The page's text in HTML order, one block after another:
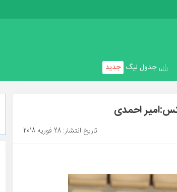
جدول لیگ جدید
تاریخ انتشار: 28 فوریه 2018